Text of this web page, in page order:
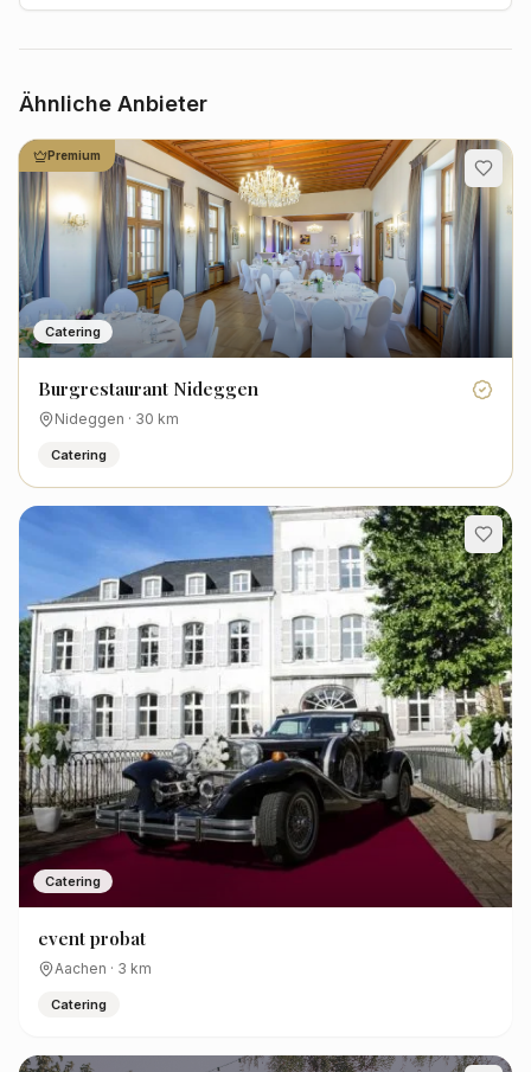
Ähnliche Anbieter
Catering
Premium
Burgrestaurant Nideggen
Nideggen · 30 km
Catering
Catering
event probat
Aachen · 3 km
Catering